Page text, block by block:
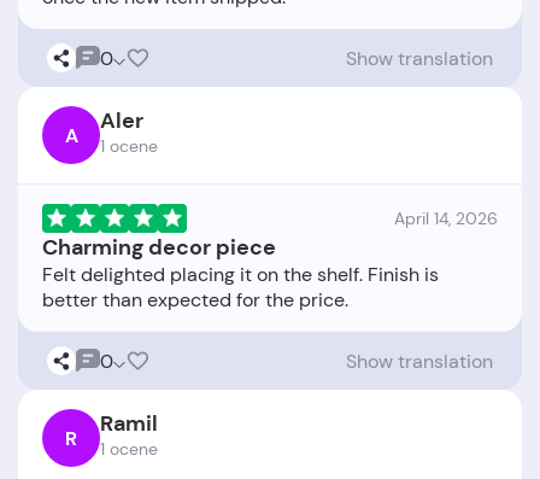
0 Show translation
A Aler
1 ocene
April 14, 2026
Charming decor piece
Felt delighted placing it on the shelf. Finish is
0 Show translation
R Ramil
1 ocene